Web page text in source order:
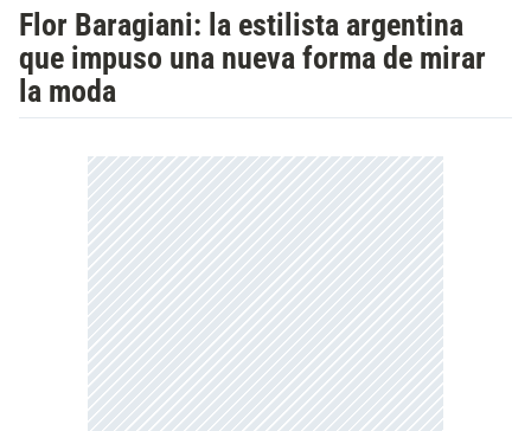
Flor Baragiani: la estilista argentina
que impuso una nueva forma de mirar
la moda